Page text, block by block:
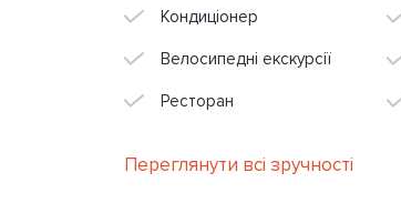
Кондиціонер
Велосипедні екскурсії
Ресторан
Переглянути всі зручності